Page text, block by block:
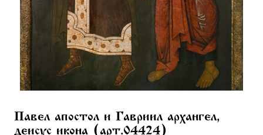
Павел апостол и Гавриил архангел,
деисус икона (арт.04424)